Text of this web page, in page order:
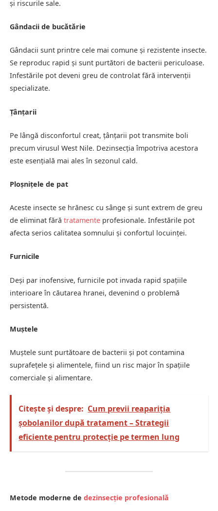
și riscurile sale.
Gândacii de bucătărie
Gândacii sunt printre cele mai comune și rezistente insecte.
Se reproduc rapid și sunt purtători de bacterii periculoase.
Infestările pot deveni greu de controlat fără intervenții
specializate.
Țânțarii
Pe lângă disconfortul creat, țânțarii pot transmite boli
precum virusul West Nile. Dezinsecția împotriva acestora
este esențială mai ales în sezonul cald.
Ploșnițele de pat
Aceste insecte se hrănesc cu sânge și sunt extrem de greu
de eliminat fără tratamente profesionale. Infestările pot
afecta serios calitatea somnului și confortul locuinței.
Furnicile
Deși par inofensive, furnicile pot invada rapid spațiile
interioare în căutarea hranei, devenind o problemă
persistentă.
Muștele
Muștele sunt purtătoare de bacterii și pot contamina
suprafețele și alimentele, fiind un risc major în spațiile
comerciale și alimentare.
Citește și despre: Cum previi reapariția
șobolanilor după tratament – Strategii
eficiente pentru protecție pe termen lung
Metode moderne de dezinsecție profesională